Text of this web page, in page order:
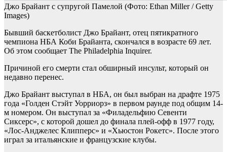
Джо Брайант с супругой Памелой (Фото: Ethan Miller / Getty
Images)
Бывший баскетболист Джо Брайант, отец пятикратного
чемпиона НБА Коби Брайанта, скончался в возрасте 69 лет.
Об этом сообщает The Philadelphia Inquirer.
Причиной его смерти стал обширный инсульт, который он
недавно перенес.
Джо Брайант выступал в НБА, он был выбран на драфте 1975
года «Голден Стэйт Уорриорз» в первом раунде под общим 14-
м номером. Он выступал за «Филадельфию Севенти
Сиксерс», с которой дошел до финала плей-офф в 1977 году,
«Лос-Анджелес Клипперс» и «Хьюстон Рокетс». После этого
играл за итальянские и французские клубы.